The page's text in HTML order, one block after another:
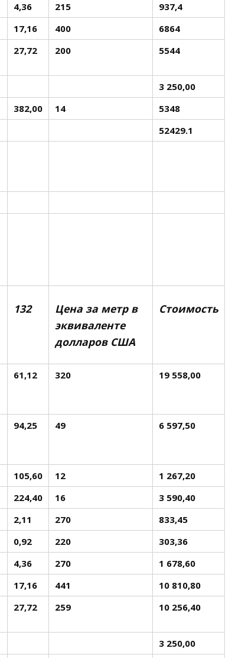
4,36 215
937,4
17,16 400
6864
27,72 200 5544
3 250,00
382,00 14
5348
52429.1
132
Цена за метр в
эквиваленте
долларов США
Стоимость
61,12 320 19 558,00
94,25 49 6 597,50
105,60 12
1 267,20
224,40 16
3 590,40
2,11 270
833,45
0,92 220
303,36
4,36 270
1 678,60
17,16 441
10 810,80
27,72 259 10 256,40
3 250,00